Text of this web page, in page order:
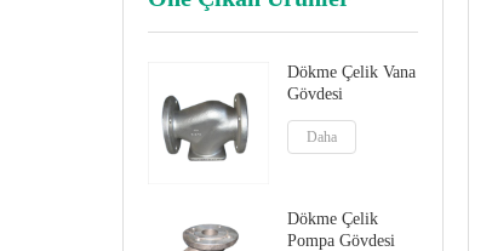
Dökme Çelik Vana
Gövdesi
Daha
Dökme Çelik
Pompa Gövdesi